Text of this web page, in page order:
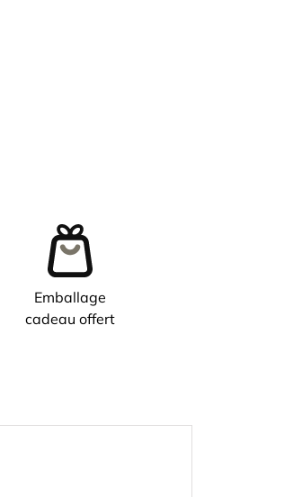
Emballage
cadeau offert